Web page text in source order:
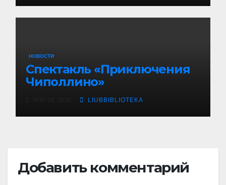
НОВОСТИ
Спектакль «Приключения
Чиполлино»
LIUBBIBLIOTEKA
Добавить комментарий